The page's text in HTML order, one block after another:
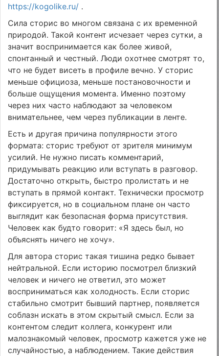
https://kogolike.ru/ .
Сила сторис во многом связана с их временной
природой. Такой контент исчезает через сутки, а
значит воспринимается как более живой,
спонтанный и честный. Люди охотнее смотрят то,
что не будет висеть в профиле вечно. У сторис
меньше официоза, меньше постановочности и
больше ощущения момента. Именно поэтому
через них часто наблюдают за человеком
внимательнее, чем через публикации в ленте.
Есть и другая причина популярности этого
формата: сторис требуют от зрителя минимум
усилий. Не нужно писать комментарий,
придумывать реакцию или вступать в разговор.
Достаточно открыть, быстро пролистать и не
вступать в прямой контакт. Технически просмотр
фиксируется, но в социальном плане он часто
выглядит как безопасная форма присутствия.
Человек как будто говорит: «Я здесь был, но
объяснять ничего не хочу».
Для автора сторис такая тишина редко бывает
нейтральной. Если историю посмотрел близкий
человек и ничего не ответил, это может
восприниматься как холодность. Если сторис
стабильно смотрит бывший партнер, появляется
соблазн искать в этом скрытый смысл. Если за
контентом следит коллега, конкурент или
малознакомый человек, просмотр кажется уже не
случайностью, а наблюдением. Такие действия